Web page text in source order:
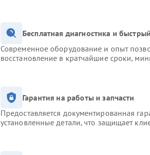
Бесплатная диагностика и
Современное оборудование и опыт
восстановление в кратчайшие сроки,
Гарантия на работы и запчасти
Предоставляется документированная
установленные детали, что защищает